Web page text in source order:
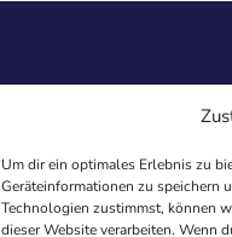
Um dir ein optimales Erlebnis zu
Geräteinformationen zu speichern
Technologien zustimmst, können
dieser Website verarbeiten. Wenn